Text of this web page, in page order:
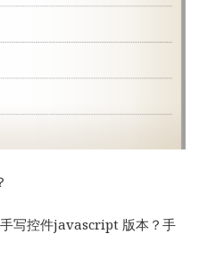
写控件javascript 版本？手